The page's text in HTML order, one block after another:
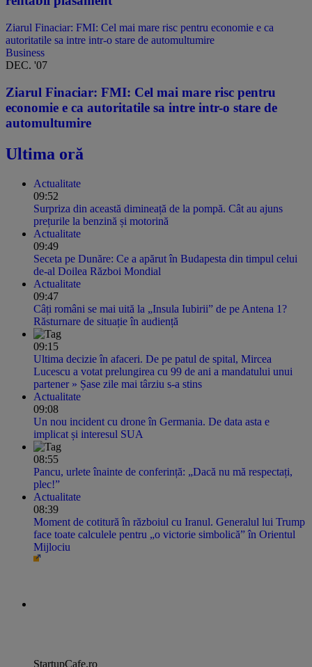
Ziarul Finaciar: FMI: Cel mai mare risc pentru economie e ca
autoritatile sa intre intr-o stare de automultumire
Business
DEC. '07
Ziarul Finaciar: FMI: Cel mai mare risc pentru
economie e ca autoritatile sa intre intr-o stare de
automultumire
Ultima oră
Actualitate
09:52
Surpriza din această dimineață de la pompă. Cât au ajuns
prețurile la benzină și motorină
Actualitate
09:49
Seceta pe Dunăre: Ce a apărut în Budapesta din timpul celui
de-al Doilea Război Mondial
Actualitate
09:47
Câți români se mai uită la „Insula Iubirii” de pe Antena 1?
Răsturnare de situație în audiență
09:15
Ultima decizie în afaceri. De pe patul de spital, Mircea
Lucescu a votat prelungirea cu 99 de ani a mandatului unui
partener » Șase zile mai târziu s-a stins
Actualitate
09:08
Un nou incident cu drone în Germania. De data asta e
implicat și interesul SUA
08:55
Pancu, urlete înainte de conferință: „Dacă nu mă respectați,
plec!”
Actualitate
08:39
Moment de cotitură în războiul cu Iranul. Generalul lui Trump
face toate calculele pentru „o victorie simbolică” în Orientul
Mijlociu
StartupCafe.ro